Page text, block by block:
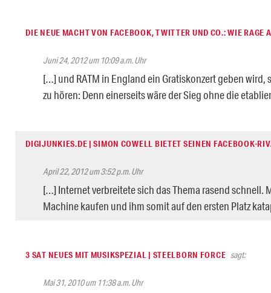
DIE NEUE MACHT VON FACEBOOK, TWITTER UND CO.: WIE
Juni 24, 2012 um 10:09 a.m. Uhr
[…] und RATM in England ein Gratiskonzert geben
zu hören: Denn einerseits wäre der Sieg ohne die
DIGIJUNKIES.DE | SIMON COWELL BIETET SEINEN FACEBOOK-
April 22, 2012 um 3:52 p.m. Uhr
[…] Internet verbreitete sich das Thema rasend schnell.
Machine kaufen und ihm somit auf den ersten Platz
3 SAT NEUES MIT MUSIKSPEZIAL | STEELBORN FORCE sagt:
Mai 31, 2010 um 11:38 a.m. Uhr